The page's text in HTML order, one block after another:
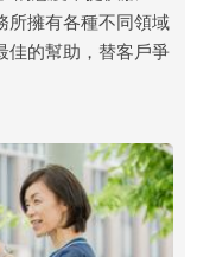
所擁有各種不同領域
佳的幫助，替客戶爭